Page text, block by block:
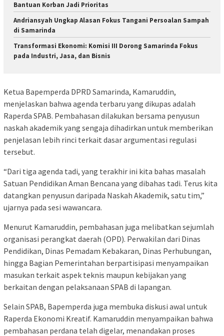
Bantuan Korban Jadi Prioritas
Andriansyah Ungkap Alasan Fokus Tangani Persoalan Sampah
di Samarinda
Transformasi Ekonomi: Komisi III Dorong Samarinda Fokus
pada Industri, Jasa, dan Bisnis
Ketua Bapemperda DPRD Samarinda, Kamaruddin,
menjelaskan bahwa agenda terbaru yang dikupas adalah
Raperda SPAB. Pembahasan dilakukan bersama penyusun
naskah akademik yang sengaja dihadirkan untuk memberikan
penjelasan lebih rinci terkait dasar argumentasi regulasi
tersebut.
“Dari tiga agenda tadi, yang terakhir ini kita bahas masalah
Satuan Pendidikan Aman Bencana yang dibahas tadi. Terus kita
datangkan penyusun daripada Naskah Akademik, satu tim,”
ujarnya pada sesi wawancara.
Menurut Kamaruddin, pembahasan juga melibatkan sejumlah
organisasi perangkat daerah (OPD). Perwakilan dari Dinas
Pendidikan, Dinas Pemadam Kebakaran, Dinas Perhubungan,
hingga Bagian Pemerintahan berpartisipasi menyampaikan
masukan terkait aspek teknis maupun kebijakan yang
berkaitan dengan pelaksanaan SPAB di lapangan.
Selain SPAB, Bapemperda juga membuka diskusi awal untuk
Raperda Ekonomi Kreatif. Kamaruddin menyampaikan bahwa
pembahasan perdana telah digelar, menandakan proses